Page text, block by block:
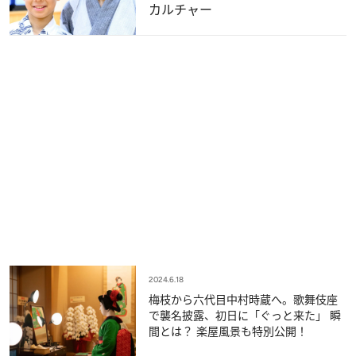
カルチャー
2024.6.18
梅枝から六代目中村時蔵へ。歌舞伎座
で襲名披露、初日に「ぐっと来た」 瞬
間とは？ 楽屋風景も特別公開！